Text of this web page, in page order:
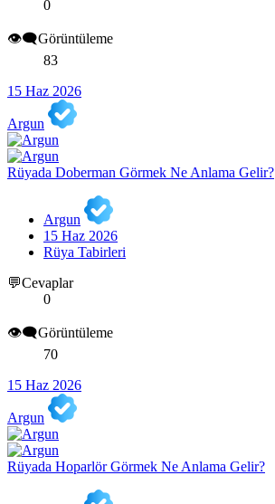
0
👁️‍🗨️Görüntüleme
83
15 Haz 2026
Argun
Rüyada Doberman Görmek Ne Anlama Gelir?
Argun
15 Haz 2026
Rüya Tabirleri
💬Cevaplar
0
👁️‍🗨️Görüntüleme
70
15 Haz 2026
Argun
Rüyada Hoparlör Görmek Ne Anlama Gelir?